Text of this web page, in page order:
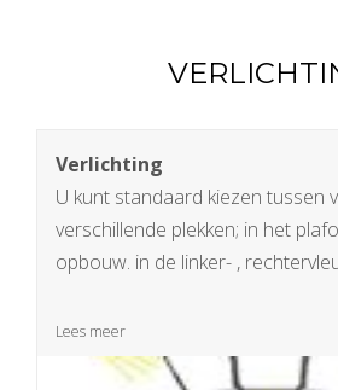
Verlichting
U kunt standaard kiezen tussen
verschillende plekken; in het
opbouw. in de linker- ,
uw ideeën ook welkom
Lees meer